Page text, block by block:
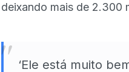
deixando mais de 2.300
" ‘Ele está muito